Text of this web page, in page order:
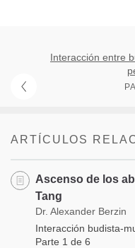
Interacción entre
ARTÍCULOS
Ascenso de los
Tang
Dr. Alexander Berzin
Interacción budista-
Parte 1 de 6